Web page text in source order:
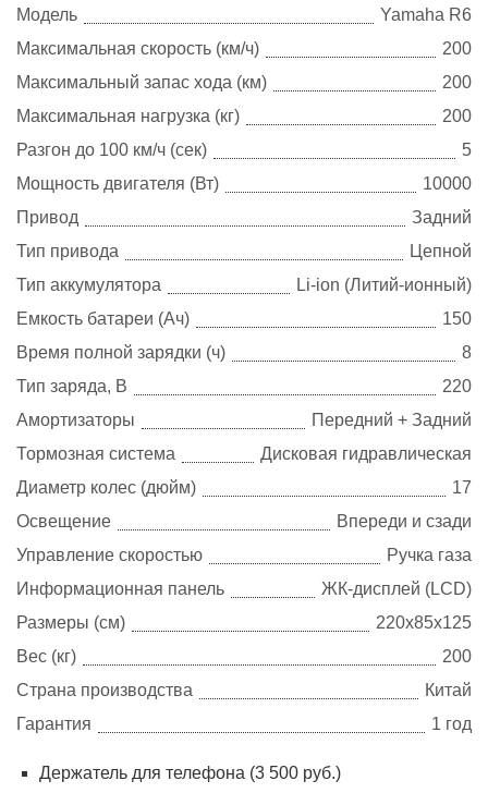
Модель
Yamaha R6
Максимальная скорость (км/ч)
200
Максимальный запас хода (км)
200
Максимальная нагрузка (кг)
200
Разгон до 100 км/ч (сек)
5
Мощность двигателя (Вт)
10000
Привод
Задний
Тип привода
Цепной
Тип аккумулятора
Li-ion (Литий-ионный)
Емкость батареи (Ач)
150
Время полной зарядки (ч)
8
Тип заряда, В
220
Амортизаторы
Передний + Задний
Тормозная система
Дисковая гидравлическая
Диаметр колес (дюйм)
17
Освещение
Впереди и сзади
Управление скоростью
Ручка газа
Информационная панель
ЖК-дисплей (LCD)
Размеры (см)
220х85х125
Вес (кг)
200
Страна производства
Китай
Гарантия
1 год
Держатель для телефона (3 500 руб.)